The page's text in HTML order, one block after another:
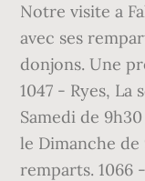
Notre visite a
avec ses
donjons. Une
1047 - Ryes, La
Samedi de
le Dimanche de
remparts. 1066